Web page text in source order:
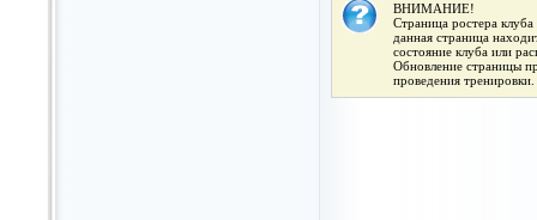
ВНИМАНИЕ!
Страница ростера
данная страница
состояние клуба или
Обновление страницы
проведения тренировки.